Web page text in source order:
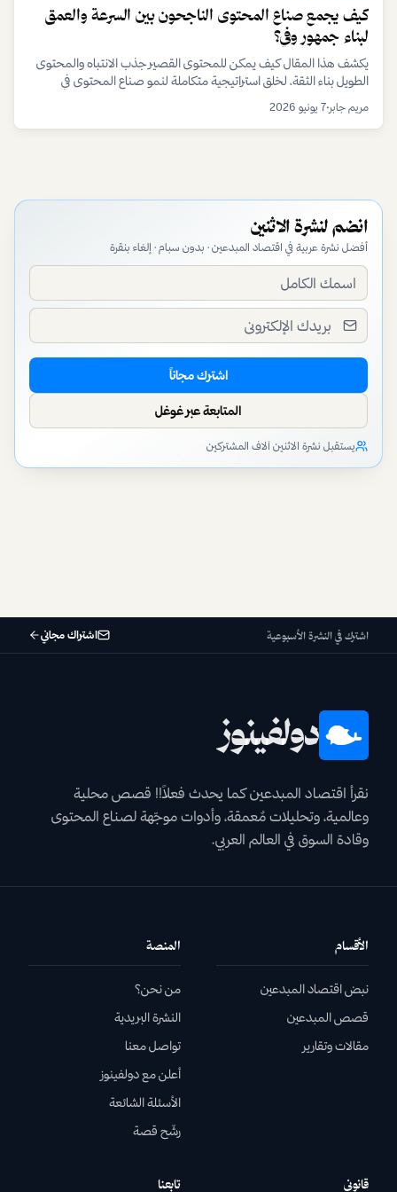
وإنسانية تساهم في تعزيز الهوية والتماسك المجتمعي والترابط الأسري،
وتتطلب من صانعي المحتوى تقديم رسائل إيجابية تعكس صورة الإمارات
المشرقة وتدعم مسيرتها التنموية.
كيف يجمع صناع المحتوى الناجحون بين السرعة والعمق
لبناء جمهور وفي؟
يكشف هذا المقال كيف يمكن للمحتوى القصير جذب الانتباه والمحتوى
الطويل بناء الثقة، لخلق استراتيجية متكاملة لنمو صناع المحتوى في
مريم جابر•7 يونيو 2026
انضم لنشرة الاثنين
أفضل نشرة عربية في اقتصاد المبدعين · بدون سبام · إلغاء بنقرة
اشترك مجاناً
المتابعة عبر غوغل
يستقبل نشرة الاثنين آلاف المشتركين
اشترك في النشرة الأسبوعية اشتراك مجاني
دولفينوز
نقرأ اقتصاد المبدعين كما يحدث فعلاً!! قصص محلية
وعالمية، وتحليلات مٌعمقة، وأدوات موجّهة لصناع المحتوى
وقادة السوق في العالم العربي.
الأقسام
نبض اقتصاد المبدعين
قصص المبدعين
مقالات وتقارير
المنصة
من نحن؟
النشرة البريدية
تواصل معنا
أعلن مع دولفينوز
الأسئلة الشائعة
رشّح قصة
قانوني تابعنا